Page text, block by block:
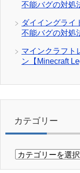
不能バグの対処
ダイイングライ
不能バグの対処
マインクラフト
ン【Minecraft
カテゴリー
カ